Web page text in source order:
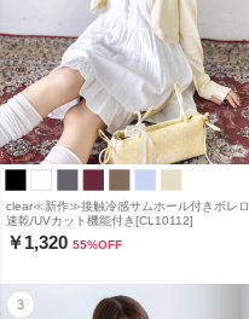
clear≪新作≫接触冷感サムホール付きボレロ
速乾/UVカット機能付き[CL10112]
￥1,320 55%OFF